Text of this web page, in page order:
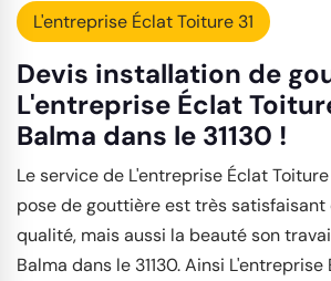
L'entreprise Éclat Toiture 31
Devis installation de
L'entreprise Éclat
Balma dans le 31130 !
Le service de L'entreprise Éclat
pose de gouttière est très satisfaisant
qualité, mais aussi la beauté son
Balma dans le 31130. Ainsi L'entreprise